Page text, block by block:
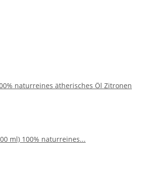
naturreines ätherisches Öl Zitronen